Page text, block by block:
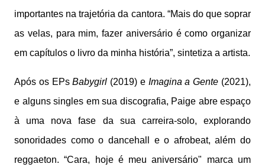
importantes na trajetória da cantora. “Mais do que soprar
as velas, para mim, fazer aniversário é como organizar
em capítulos o livro da minha história”, sintetiza a artista.
Após os EPsBabygirl (2019) e Imagina a Gente (2021),
e alguns singles em sua discografia, Paige abre espaço
à uma nova fase da sua carreira-solo, explorando
sonoridades como o dancehall e o afrobeat, além do
reggaeton. “Cara, hoje é meu aniversário" marca um